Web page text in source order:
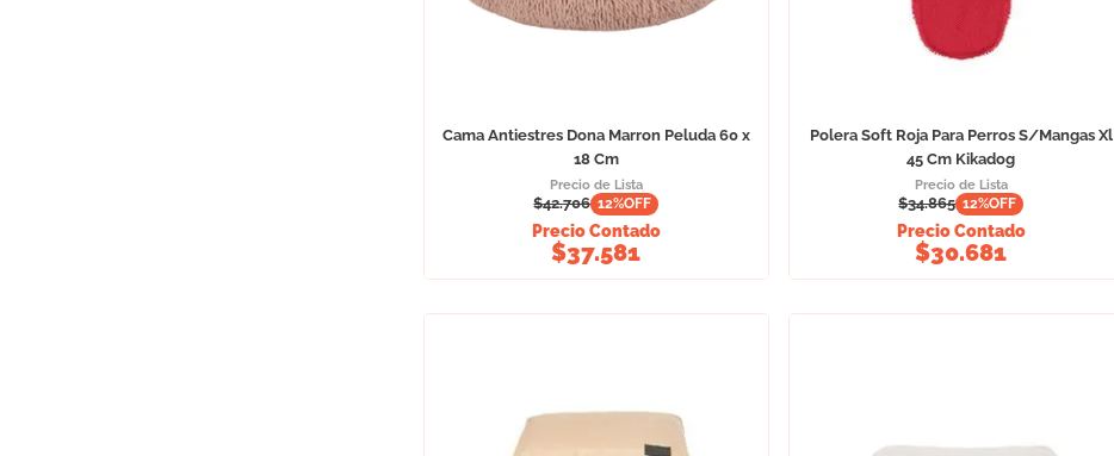
Cama Antiestres Dona Marron Peluda 60 x
18 Cm
Precio de Lista
$42.706 12%OFF
Precio Contado
$37.581
Polera Soft Roja Para Perros S/Mangas Xl
45 Cm Kikadog
Precio de Lista
$34.865 12%OFF
Precio Contado
$30.681